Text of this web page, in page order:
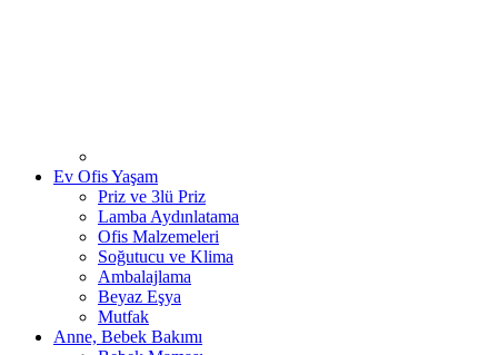
Ev Ofis Yaşam
Priz ve 3lü Priz
Lamba Aydınlatama
Ofis Malzemeleri
Soğutucu ve Klima
Ambalajlama
Beyaz Eşya
Mutfak
Anne, Bebek Bakımı